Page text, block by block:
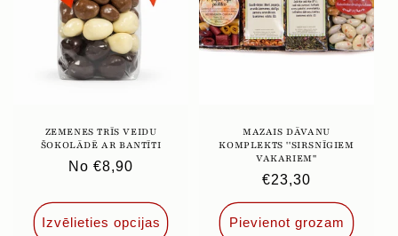
ZEMENES TRĪS VEIDU
ŠOKOLĀDĒ AR BANTĪTI
Parastā
No €8,90
Izvēlieties opcijas
MAZAIS DĀVANU
KOMPLEKTS ''SIRSNĪGIEM
VAKARIEM''
Parastā
cena
€23,30
Pievienot grozam